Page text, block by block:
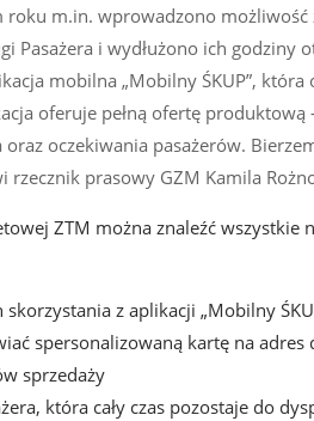
roku m.in. wprowadzono
Pasażera i wydłużono ich godziny
mobilna „Mobilny ŚKUP”,
oferuje pełną ofertę
oczekiwania pasażerów.
rzecznik prasowy GZM Kamila
ZTM można znaleźć
z aplikacji „Mobilny
spersonalizowaną kartę na adres
sprzedaży
która cały czas pozostaje do